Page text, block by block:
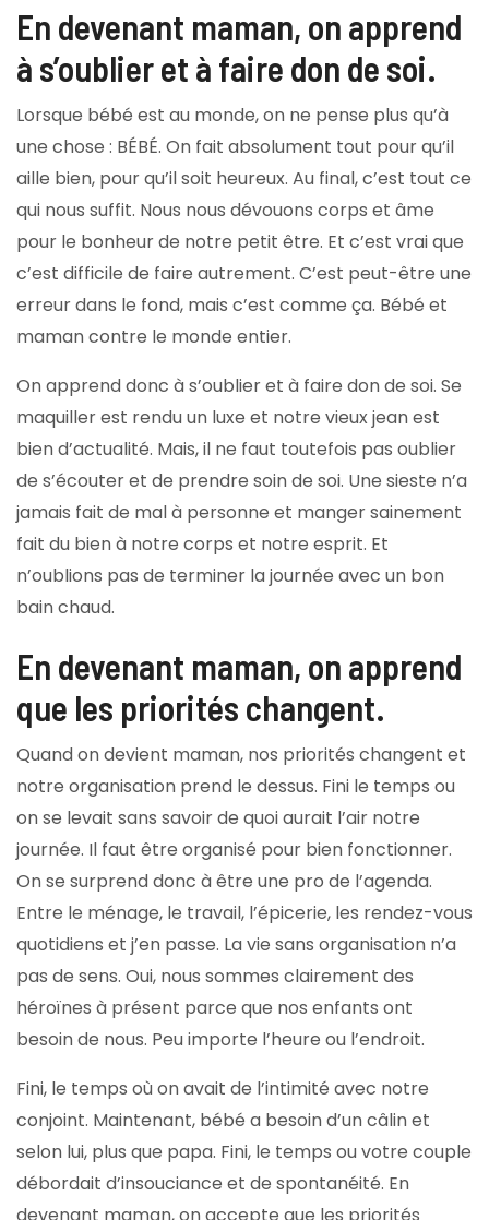
En devenant maman, on apprend
à s’oublier et à faire don de soi.
Lorsque bébé est au monde, on ne pense plus qu’à
une chose : BÉBÉ. On fait absolument tout pour qu’il
aille bien, pour qu’il soit heureux. Au final, c’est tout ce
qui nous suffit. Nous nous dévouons corps et âme
pour le bonheur de notre petit être. Et c’est vrai que
c’est difficile de faire autrement. C’est peut-être une
erreur dans le fond, mais c’est comme ça. Bébé et
maman contre le monde entier.
On apprend donc à s’oublier et à faire don de soi. Se
maquiller est rendu un luxe et notre vieux jean est
bien d’actualité. Mais, il ne faut toutefois pas oublier
de s’écouter et de prendre soin de soi. Une sieste n’a
jamais fait de mal à personne et manger sainement
fait du bien à notre corps et notre esprit. Et
n’oublions pas de terminer la journée avec un bon
bain chaud.
En devenant maman, on apprend
que les priorités changent.
Quand on devient maman, nos priorités changent et
notre organisation prend le dessus. Fini le temps ou
on se levait sans savoir de quoi aurait l’air notre
journée. Il faut être organisé pour bien fonctionner.
On se surprend donc à être une pro de l’agenda.
Entre le ménage, le travail, l’épicerie, les rendez-vous
quotidiens et j’en passe. La vie sans organisation n’a
pas de sens. Oui, nous sommes clairement des
héroïnes à présent parce que nos enfants ont
besoin de nous. Peu importe l’heure ou l’endroit.
Fini, le temps où on avait de l’intimité avec notre
conjoint. Maintenant, bébé a besoin d’un câlin et
selon lui, plus que papa. Fini, le temps ou votre couple
débordait d’insouciance et de spontanéité. En